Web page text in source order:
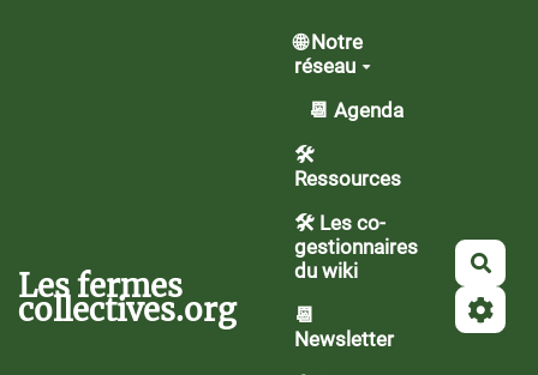
Les fermes
collectives.org
🌐 Notre
réseau
📆 Agenda
🛠️
Ressources
🛠 Les co-
gestionnaires
du wiki
📆
Newsletter